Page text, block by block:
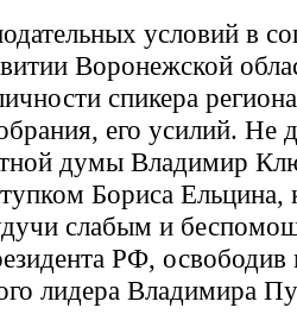
условий в
Воронежской
спикера
его усилий. Не
думы Владимир
Бориса Ельцина,
слабым и
РФ, освободив
лидера Владимира